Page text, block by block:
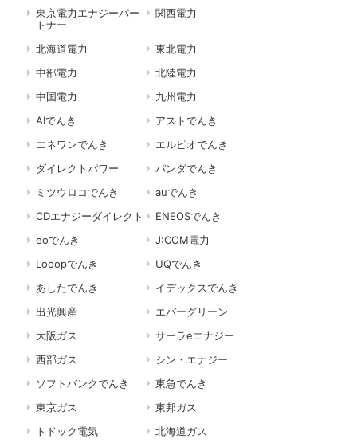
東京電力エナジーパー
トナー
関西電力
北海道電力
東北電力
中部電力
北陸電力
中国電力
九州電力
AIでんき
アストでんき
エネワンでんき
エルピオでんき
ダイレクトパワー
パンダでんき
ミツウロコでんき
auでんき
CDエナジーダイレクト
ENEOSでんき
eoでんき
J:COM電力
Looopでんき
UQでんき
あしたでんき
イデックスでんき
出光興産
エバーグリーン
大阪ガス
サーラeエナジー
西部ガス
シン・エナジー
ソフトバンクでんき
東急でんき
東京ガス
東邦ガス
トドック電気
北海道ガス